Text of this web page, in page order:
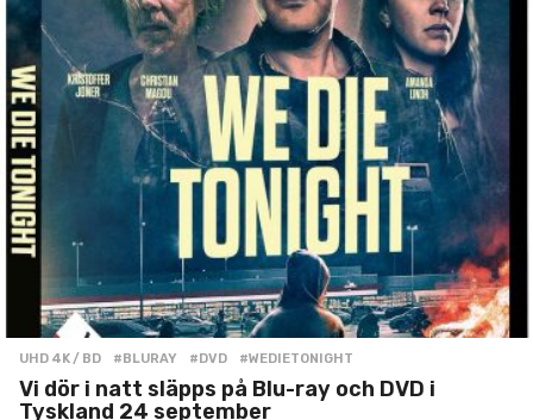
UHD 4K / BD #BLURAY ,#DVD ,#WEDIETONIGHT
Vi dör i natt släpps på Blu-ray och DVD i
Tyskland 24 september